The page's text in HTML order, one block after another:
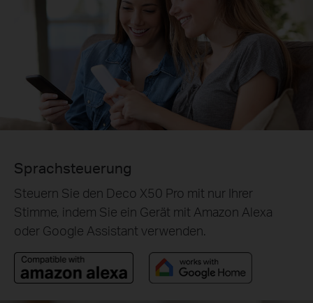
Sprachsteuerung
Steuern Sie den Deco X50 Pro mit nur Ihrer
Stimme, indem Sie ein Gerät mit Amazon Alexa
oder Google Assistant verwenden.